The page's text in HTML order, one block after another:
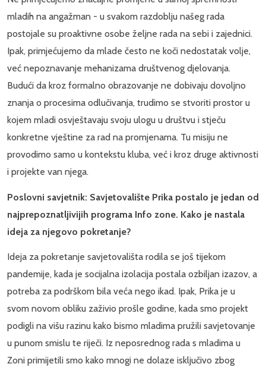
mladih na angažman - u svakom razdoblju našeg rada
postojale su proaktivne osobe željne rada na sebi i zajednici.
Ipak, primjećujemo da mlade često ne koči nedostatak volje,
već nepoznavanje mehanizama društvenog djelovanja.
Budući da kroz formalno obrazovanje ne dobivaju dovoljno
znanja o procesima odlučivanja, trudimo se stvoriti prostor u
kojem mladi osvještavaju svoju ulogu u društvu i stječu
konkretne vještine za rad na promjenama. Tu misiju ne
provodimo samo u kontekstu kluba, već i kroz druge aktivnosti
i projekte van njega.
Poslovni savjetnik: Savjetovalište Prika postalo je jedan od
najprepoznatljivijih programa Info zone. Kako je nastala
ideja za njegovo pokretanje?
Ideja za pokretanje savjetovališta rodila se još tijekom
pandemije, kada je socijalna izolacija postala ozbiljan izazov, a
potreba za podrškom bila veća nego ikad. Ipak, Prika je u
svom novom obliku zaživio prošle godine, kada smo projekt
podigli na višu razinu kako bismo mladima pružili savjetovanje
u punom smislu te riječi. Iz neposrednog rada s mladima u
Zoni primijetili smo kako mnogi ne dolaze isključivo zbog